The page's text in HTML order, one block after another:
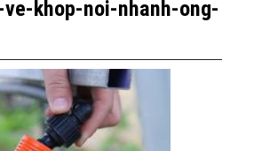
ve-khop-noi-nhanh-ong-